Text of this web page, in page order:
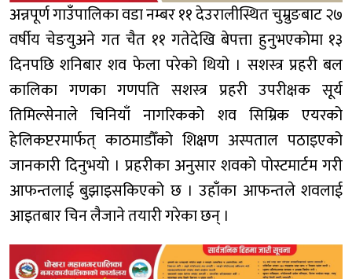
अन्नपूर्ण गाउँपालिका वडा नम्बर ११ देउरालीस्थित चुम्रुङबाट २७
वर्षीय चेङयुअने गत चैत ११ गतेदेखि बेपत्ता हुनुभएकोमा १३
दिनपछि शनिबार शव फेला परेको थियो । सशस्त्र प्रहरी बल
कालिका गणका गणपति सशस्त्र प्रहरी उपरीक्षक सूर्य
तिमिल्सेनाले चिनियाँ नागरिकको शव सिम्रिक एयरको
हेलिकप्टरमार्फत् काठमाडौँको शिक्षण अस्पताल पठाइएको
जानकारी दिनुभयो । प्रहरीका अनुसार शवको पोस्टमार्टम गरी
आफन्तलाई बुझाइसकिएको छ । उहाँका आफन्तले शवलाई
आइतबार चिन लैजाने तयारी गरेका छन् ।